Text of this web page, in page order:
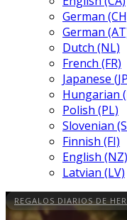
German
German
Dutch (NL)
French (FR)
Japanese
Hungarian
Polish (PL)
Slovenian
Finnish (FI)
English (NZ)
Latvian (LV)
REGALOS DIARIOS DE